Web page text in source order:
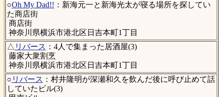
○Oh My Dad!! ：新海元一と新海光太が寝る場所を探してい
た商店街
商店街
神奈川県横浜市港北区日吉本町1丁目
△ リバース ：4人で集まった居酒屋(3)
藤家大衆割烹
神奈川県横浜市港北区日吉本町1丁目
○ リバース ：村井隆明が深瀬和久を飲んだ後に呼び止めて話
していたビル(3)